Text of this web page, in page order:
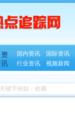
资
讯
国内资讯 国际资讯
行业资讯
视频新闻